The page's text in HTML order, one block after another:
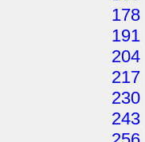
178
191
204
217
230
243